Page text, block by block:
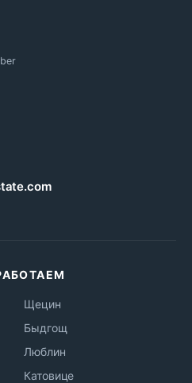
Щецин
Быдгощ
Люблин
Катовице